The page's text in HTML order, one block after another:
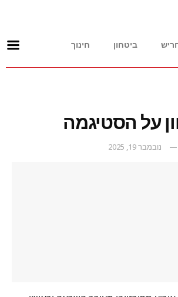
ביטחון חינוך
על הסטיגמה
נובמבר 19, 2025